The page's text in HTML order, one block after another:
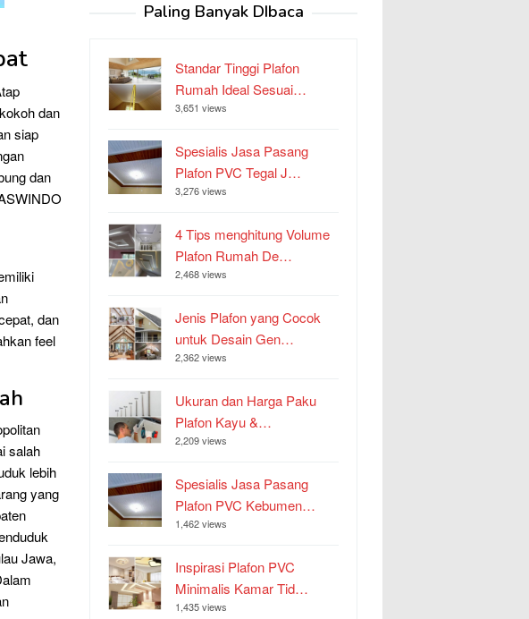
dan
siap
dan
dan
feel
salah
lebih
yang
Jawa,
Paling Banyak DIbaca
Standar Tinggi Plafon
Rumah Ideal Sesuai…
3,651 views
Spesialis Jasa Pasang
Plafon PVC Tegal J…
3,276 views
4 Tips menghitung Volume
Plafon Rumah De…
2,468 views
Jenis Plafon yang Cocok
untuk Desain Gen…
2,362 views
Ukuran dan Harga Paku
Plafon Kayu &…
2,209 views
Spesialis Jasa Pasang
Plafon PVC Kebumen…
1,462 views
Inspirasi Plafon PVC
Minimalis Kamar Tid…
1,435 views